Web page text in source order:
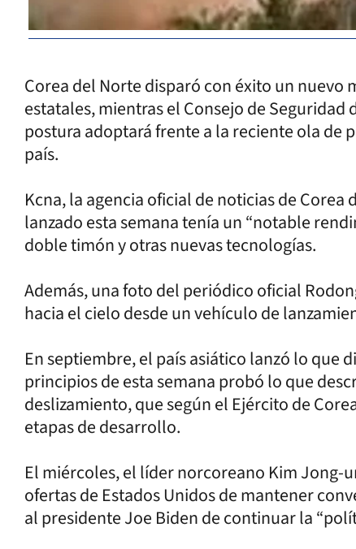
Corea del Norte disparó con éxito un
estatales, mientras el Consejo de
postura adoptará frente a la reciente ola de
país.
Kcna, la agencia oficial de noticias de
lanzado esta semana tenía un “notable
doble timón y otras nuevas tecnologías.
Además, una foto del periódico oficial
hacia el cielo desde un vehículo de
En septiembre, el país asiático lanzó lo que
principios de esta semana probó lo que
deslizamiento, que según el Ejército de
etapas de desarrollo.
El miércoles, el líder norcoreano Kim Jong-
ofertas de Estados Unidos de mantener
al presidente Joe Biden de continuar la